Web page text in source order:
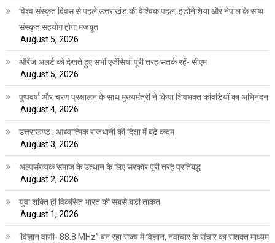
विश्व संस्कृत दिवस से पहले उत्तराखंड की वैश्विक पहल, इंडोनेशिया और नेपाल के साथ
संस्कृत सहयोग होगा मजबूत
August 5, 2026
ऑरेंज अलर्ट को देखते हुए सभी एजेंसियां पूरी तरह सतर्क रहें- सीएम
August 5, 2026
पुष्पवर्षा और चरण प्रक्षालन के साथ मुख्यमंत्री ने किया शिवभक्त कांवड़ियों का अभिनंदन
August 4, 2026
उत्तराखण्ड : आध्यात्मिक राजधानी की दिशा में बढ़े कदम
August 3, 2026
अल्पसंख्यक समाज के उत्थान के लिए सरकार पूरी तरह प्रतिबद्ध
August 2, 2026
युवा शक्ति ही विकसित भारत की सबसे बड़ी ताकत
August 1, 2026
‘विज्ञान वाणी- 88.8 MHz” बन रहा राज्य में विज्ञान, नवाचार के संचार का सशक्त माध्यम